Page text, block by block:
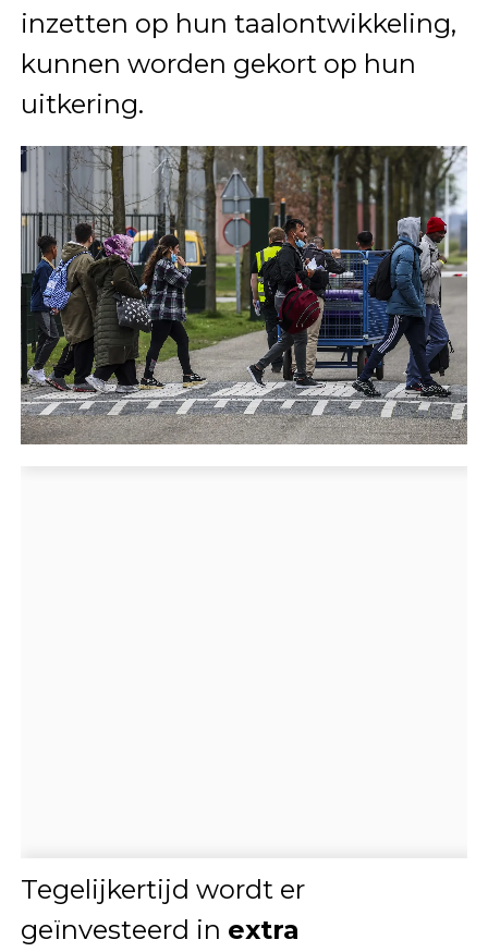
inzetten op hun taalontwikkeling,
kunnen worden gekort op hun
uitkering.
Tegelijkertijd wordt er
geïnvesteerd in extra